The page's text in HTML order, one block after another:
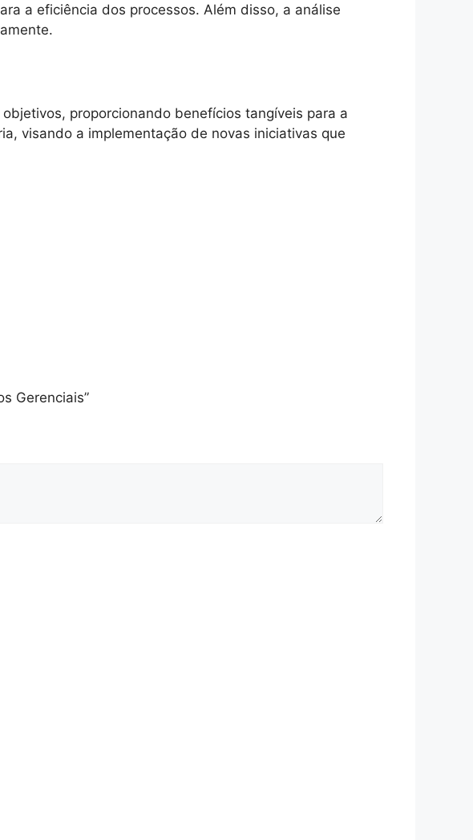
a eficiência dos processos. Além disso, a análise
proporcionando benefícios tangíveis para a
visando a implementação de novas iniciativas que
Gerenciais”